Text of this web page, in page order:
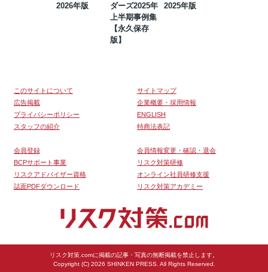
2026年版
ダーズ2025年
上半期事例集
【永久保存
版】
2025年版
このサイトについて
サイトマップ
広告掲載
企業概要・採用情報
プライバシーポリシー
ENGLISH
スタッフの紹介
特商法表記
会員登録
会員情報変更・確認・退会
BCPサポート事業
リスク対策研修
リスクアドバイザー資格
オンライン社員研修支援
誌面PDFダウンロード
リスク対策アカデミー
リスク対策.comに掲載の記事・写真の無断掲載を禁止します。
Copyright (C) 2026 SHINKEN PRESS. All Rights Reserved.